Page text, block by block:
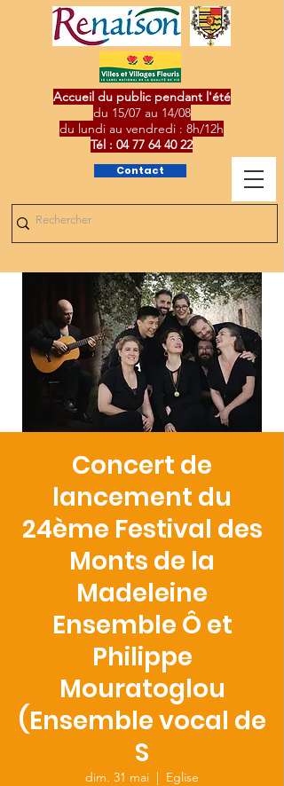
Contact
Accueil du public pendant l'été
du 15/07 au 14/08
du lundi au vendredi : 8h/12h
Tél : 04 77 64 40 22
Concert de
lancement du
24ème Festival des
Monts de la
Madeleine
Ensemble Ô et
Philippe
Mouratoglou
(Ensemble vocal de
S
dim. 31 mai
  |
Eglise